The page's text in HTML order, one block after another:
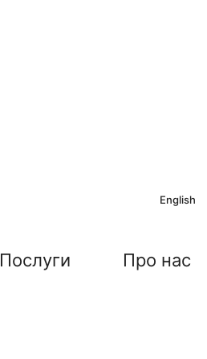
English
Послуги Про нас